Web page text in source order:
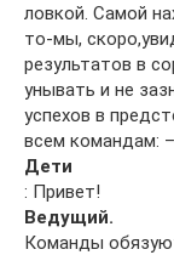
ловкой. Самой
то-мы,
результатов в
унывать и не
успехов в
всем командам:
Дети
: Привет!
Ведущий.
Команды